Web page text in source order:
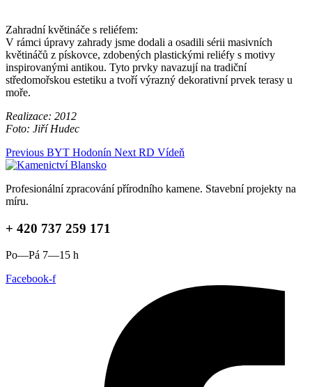
Zahradní květináče s reliéfem:
V rámci úpravy zahrady jsme dodali a osadili sérii masivních
květináčů z pískovce, zdobených plastickými reliéfy s motivy
inspirovanými antikou. Tyto prvky navazují na tradiční
středomořskou estetiku a tvoří výrazný dekorativní prvek terasy u
moře.
Realizace: 2012
Foto: Jiří Hudec
Previous BYT Hodonín Next RD Vídeň
Profesionální zpracování přírodního kamene. Stavební projekty na
míru.
+ 420 737 259 171
Po—Pá 7—15 h
Facebook-f